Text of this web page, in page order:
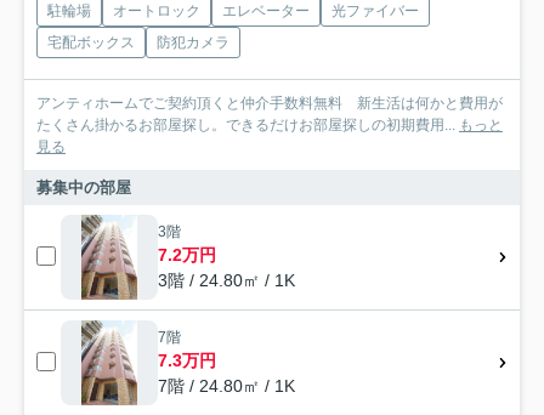
駐輪場 オートロック エレベーター
光ファイバー
宅配ボックス
防犯カメラ
アンティホームでご契約頂くと仲介手数料無料 新生活は何かと費用が
たくさん掛かるお部屋探し。できるだけお部屋探しの初期費用...
もっと
見る
募集中の部屋
3階
7.2万円
3階 / 24.80㎡ / 1K
7階
7.3万円
7階 / 24.80㎡ / 1K